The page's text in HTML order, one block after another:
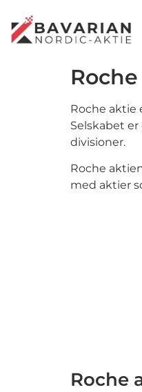
Roche aktie
Selskabet
divisioner.
Roche
med aktier
Roche